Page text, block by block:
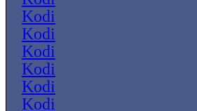
Kodi
Kodi
Kodi
Kodi
Kodi
Kodi